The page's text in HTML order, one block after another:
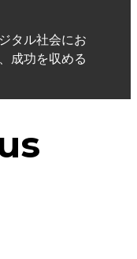
タル社会にお
成功を収める